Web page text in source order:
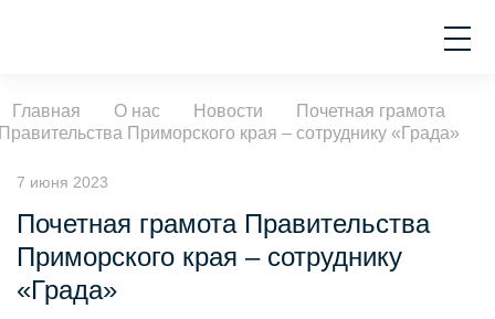
Главная О нас Новости
Почетная грамота
Приморского края – сотруднику «Града»
7 июня 2023
Почетная грамота Правительства
Приморского края – сотруднику
«Града»